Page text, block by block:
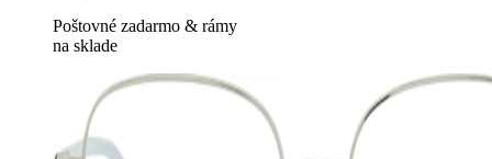
Poštovné zadarmo & rámy
na sklade